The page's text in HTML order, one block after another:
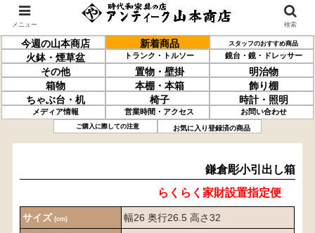
今週の山本商店 新着商品 スタッフのおすすめ商品
火鉢・煙草盆 トランク・トルソー 鏡台・鏡・ドレッサー
その他 置物・壁掛
明治物
箱物
本棚・本箱
飾り棚
ちゃぶ台・机
椅子 時計・照明
メディア情報 営業時間・アクセス お問い合わせ
ご購入に際しての注意 お気に入り登録済の商品
鎌倉彫小引出し箱
鎌倉彫小引出し箱
らくらく家財設置指定便
サイズ (cm)
幅26 奥行26.5 高さ32
メニュー 検索